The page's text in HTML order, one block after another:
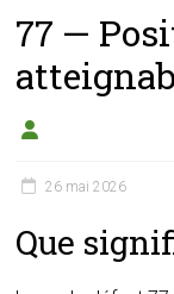
passion
boîtier
éthanol
77 —
26 mai 2026
Que